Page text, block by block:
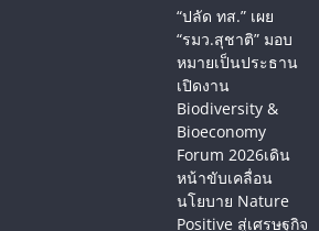
“ปลัด ทส.” เผย
“รมว.สุชาติ” มอบ
หมายเป็นประธาน
เปิดงาน
Biodiversity &
Bioeconomy
Forum 2026เดิน
หน้าขับเคลื่อน
นโยบาย Nature
Positive สู่เศรษฐกิจ